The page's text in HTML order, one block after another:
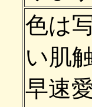
色は
い肌
早速